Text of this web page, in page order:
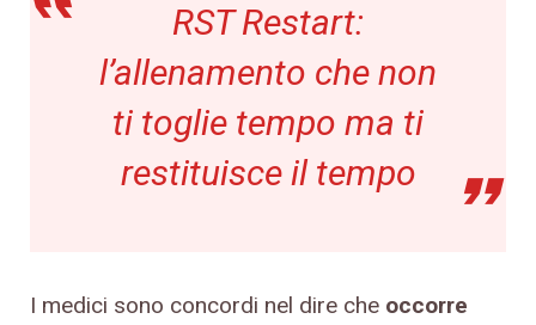
RST Restart:
l’allenamento che non
ti toglie tempo ma ti
restituisce il tempo
I medici sono concordi nel dire che occorre